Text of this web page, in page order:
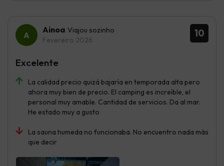
10
Ainoa Viajou sozinho
Fevereiro 2026
La calidad precio quizá bajaría en temporada alta pero
ahora muy bien de precio. El camping es increíble, el
personal muy amable. Cantidad de servicios. Da al mar.
He estado muy a gusto
La sauna humeda no funcionaba. No encuentro nada más
que decir
Excelente